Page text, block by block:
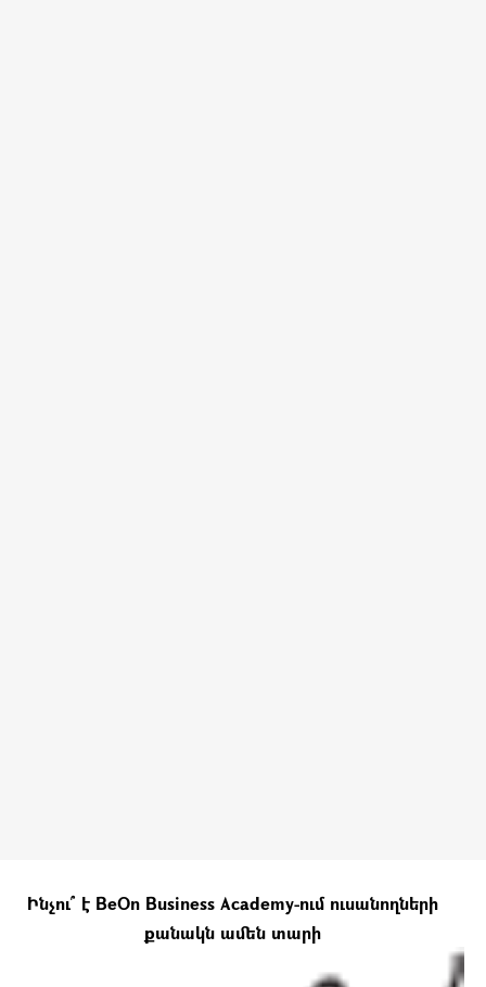
Ինչու՞ է BeOn Business Academy-ում ուսանողների
քանակն ամեն տարի